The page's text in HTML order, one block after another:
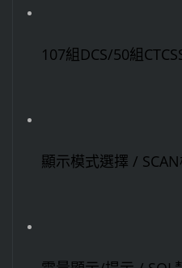
107組DCS/50組
顯示模式選擇 /